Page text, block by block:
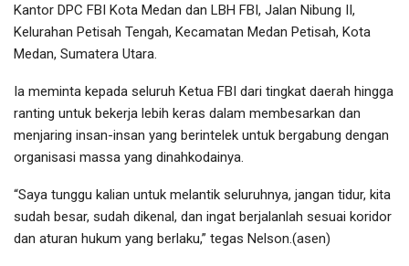
Kantor DPC FBI Kota Medan dan LBH FBI, Jalan Nibung II,
Kelurahan Petisah Tengah, Kecamatan Medan Petisah, Kota
Medan, Sumatera Utara.
Ia meminta kepada seluruh Ketua FBI dari tingkat daerah hingga
ranting untuk bekerja lebih keras dalam membesarkan dan
menjaring insan-insan yang berintelek untuk bergabung dengan
organisasi massa yang dinahkodainya.
“Saya tunggu kalian untuk melantik seluruhnya, jangan tidur, kita
sudah besar, sudah dikenal, dan ingat berjalanlah sesuai koridor
dan aturan hukum yang berlaku,” tegas Nelson.(asen)